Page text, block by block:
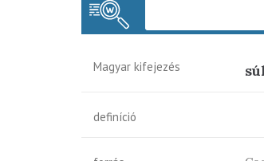
Magyar kifejezés
definíció